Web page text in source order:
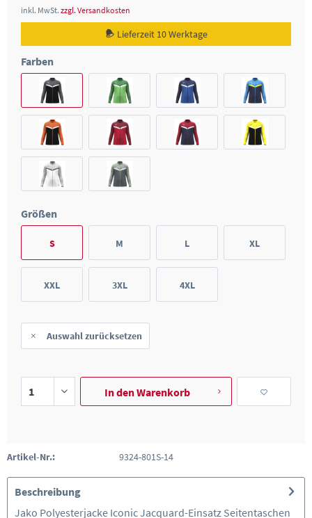
inkl. MwSt. zzgl. Versandkosten
Lieferzeit 10 Werktage
Farben
Größen
S M L XL
XXL 3XL 4XL
Auswahl zurücksetzen
In denWarenkorb
Artikel-Nr.: 9324-801S-14
Beschreibung
Jako Polyesterjacke Iconic Jacquard-Einsatz Seitentaschen